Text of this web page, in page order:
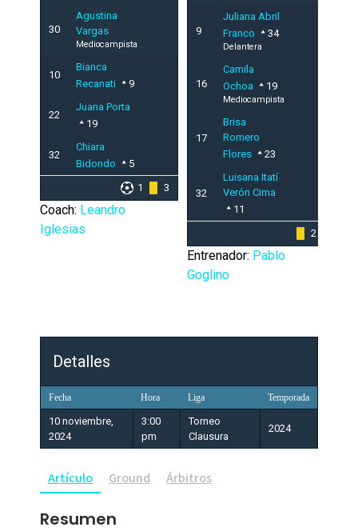
30
Agustina
Vargas
Mediocampista
10
Bianca
Recanati
9
22
Juana Porta
19
32
Chiara
Bidondo
5
1
3
Coach: Leandro
Iglesias
9
Juliana Abril
Franco
34
Delantera
16
Camila
Ochoa
19
Mediocampista
17
Brisa
Romero
Flores
23
32
Luisana Itatí
Verón Cima
11
2
Entrenador: Pablo
Goglino
Detalles
Fecha Hora Liga Temporada
10 noviembre,
2024
3:00
pm
Torneo
Clausura
2024
Artículo Ground Árbitros
Resumen